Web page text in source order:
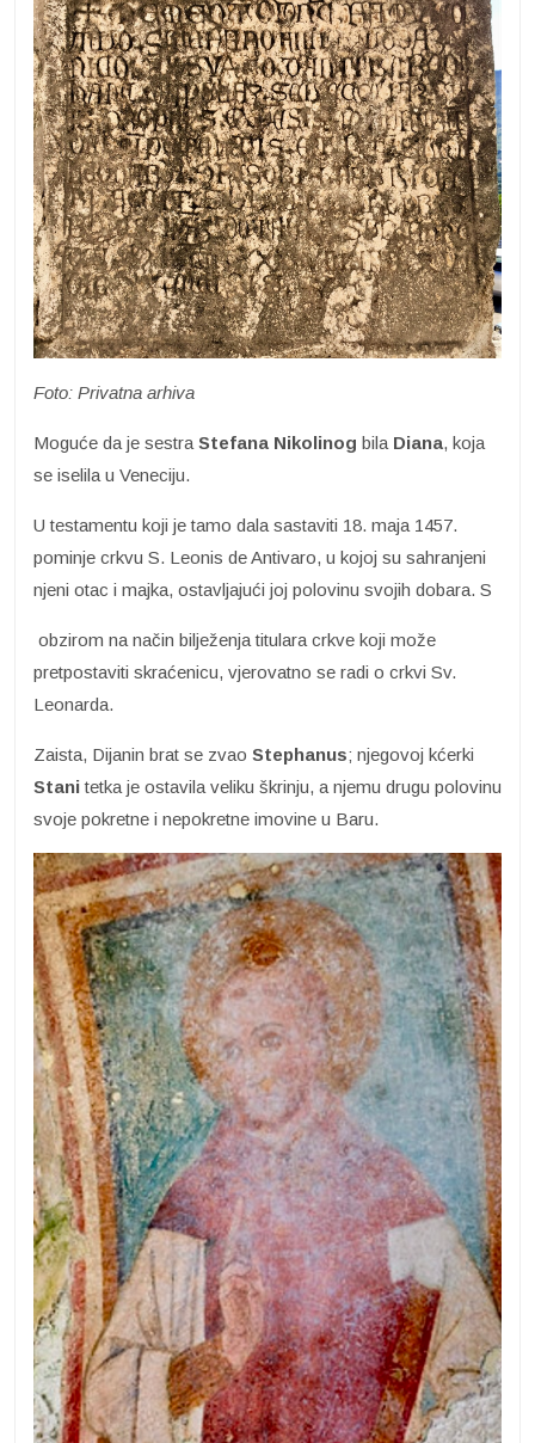
Foto: Privatna arhiva
Moguće da je sestra Stefana Nikolinog bila Diana, koja
se iselila u Veneciju.
U testamentu koji je tamo dala sastaviti 18. maja 1457.
pominje crkvu S. Leonis de Antivaro, u kojoj su sahranjeni
njeni otac i majka, ostavljajući joj polovinu svojih dobara. S
obzirom na način bilježenja titulara crkve koji može
pretpostaviti skraćenicu, vjerovatno se radi o crkvi Sv.
Leonarda.
Zaista, Dijanin brat se zvao Stephanus; njegovoj kćerki
Stanitetka je ostavila veliku škrinju, a njemu drugu polovinu
svoje pokretne i nepokretne imovine u Baru.